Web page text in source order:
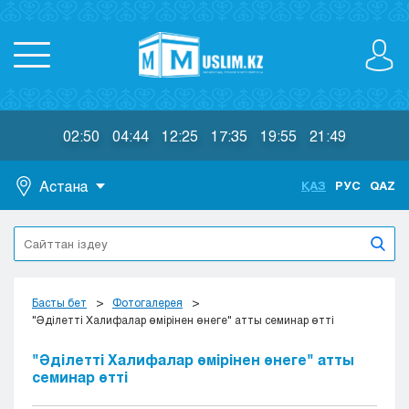
02:50 04:44 12:25 17:35 19:55 21:49
Астана
Астана
Алматы
Атырау
Караганда
Кокшетау
Костанай
ҚАЗ РУС QAZ
Басты бет
Фотогалерея
"Әділетті Халифалар өмірінен өнеге" атты семинар өтті
"Әділетті Халифалар өмірінен өнеге" атты
семинар өтті